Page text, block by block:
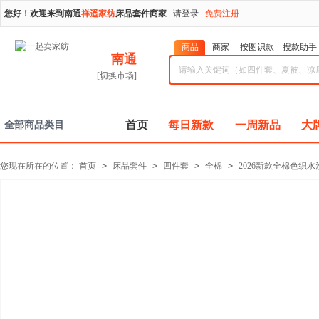
您好！欢迎来到南通祥遥家纺床品套件商家 请登录 免费注册
南通
[切换市场]
商品 商家 按图识款 搜款助手
全部商品类目 首页 每日新款 一周新品 大
您现在所在的位置： 首页 > 床品套件 > 四件套 > 全棉 > 2026新款全棉色织